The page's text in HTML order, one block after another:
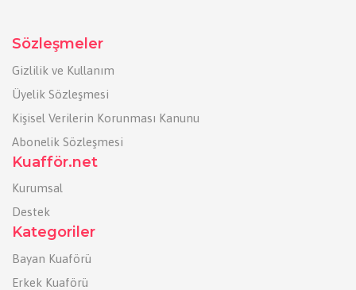
Sözleşmeler
Gizlilik ve Kullanım
Üyelik Sözleşmesi
Kişisel Verilerin Korunması Kanunu
Abonelik Sözleşmesi
Kuafför.net
Kurumsal
Destek
Kategoriler
Bayan Kuaförü
Erkek Kuaförü